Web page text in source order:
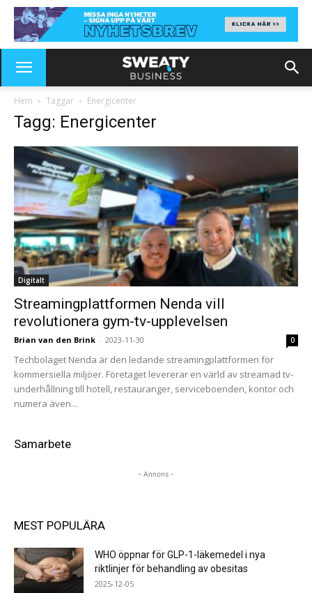
Hem Taggar Energicenter
Tagg: Energicenter
Digitalt
Streamingplattformen Nenda vill
revolutionera gym-tv-upplevelsen
Brian van den Brink - 2023-11-30 0
Techbolaget Nenda är den ledande streamingplattformen för
kommersiella miljöer. Företaget levererar en värld av streamad tv-
underhållning till hotell, restauranger, serviceboenden, kontor och
numera även...
Samarbete
- Annons -
MEST POPULÄRA
WHO öppnar för GLP-1-läkemedel i nya
riktlinjer för behandling av obesitas
2025-12-05